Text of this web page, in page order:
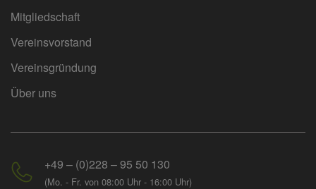
Mitgliedschaft
Vereinsvorstand
Vereinsgründung
Über uns
+49 – (0)228 – 95 50 130
(Mo. - Fr. von 08:00 Uhr - 16:00 Uhr)